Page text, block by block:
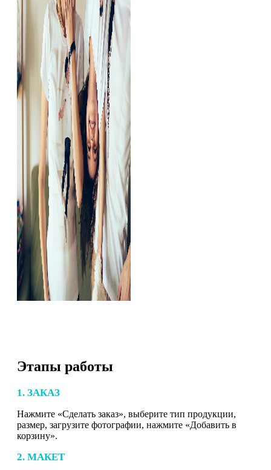
Этапы работы
1. ЗАКАЗ
Нажмите «Сделать заказ», выберите тип продукции,
размер, загрузите фотографии, нажмите «Добавить в
корзину».
2. МАКЕТ